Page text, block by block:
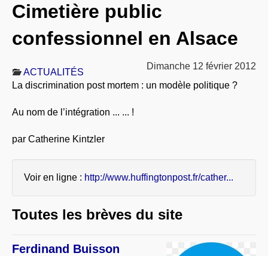
NOS TRAVAUX
LAICITHÈQUE
LIBRES OPINIONS
Cimetière public
confessionnel en Alsace
Dimanche 12 février 2012
ACTUALITÉS
La discrimination post mortem : un modèle politique ?
Au nom de l’intégration ... ... !
par Catherine Kintzler
Voir en ligne : http://www.huffingtonpost.fr/cather...
Toutes les brèves du site
Ferdinand Buisson